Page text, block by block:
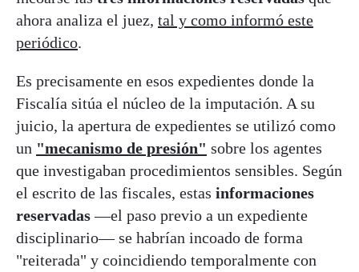
ahora analiza el juez, tal y como informó este
periódico.
Es precisamente en esos expedientes donde la
Fiscalía sitúa el núcleo de la imputación. A su
juicio, la apertura de expedientes se utilizó como
un "mecanismo de presión" sobre los agentes
que investigaban procedimientos sensibles. Según
el escrito de las fiscales, estas informaciones
reservadas—el paso previo a un expediente
disciplinario— se habrían incoado de forma
"reiterada" y coincidiendo temporalmente con